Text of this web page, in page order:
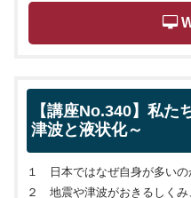
【講座No.340】私
津波と液状化～
１ 日本ではなぜ自身が多いの
２ 地震や津波がおきるしくみ